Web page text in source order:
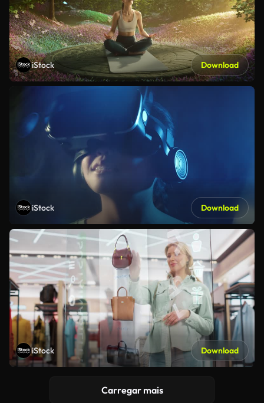
iStock Download
iStock Download
iStock Download
Carregar mais